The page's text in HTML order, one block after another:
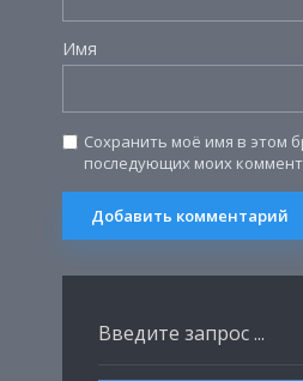
Имя
Сохранить моё имя в этом
последующих моих